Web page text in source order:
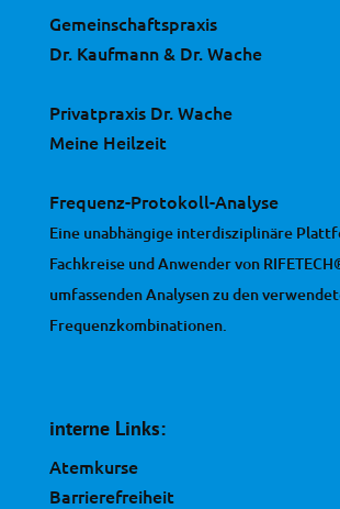
Gemeinschaftspraxis
Dr. Kaufmann & Dr. Wache
Privatpraxis Dr. Wache
Meine Heilzeit
Frequenz-Protokoll-Analyse
Eine unabhängige interdisziplinäre
Fachkreise und Anwender von
umfassenden Analysen zu den
Frequenzkombinationen.
interne Links:
Atemkurse
Barrierefreiheit